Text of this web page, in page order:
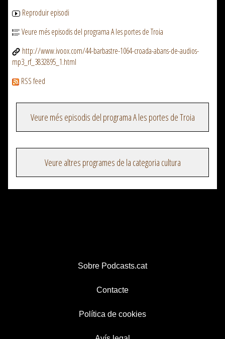
Reproduir episodi
Veure més episodis del programa A les portes de Troia
http://www.ivoox.com/44-barbastre-1064-croada-abans-de-audios-
mp3_rf_3832895_1.html
RSS feed
Veure més episodis del programa A les portes de Troia
Veure altres programes de la categoria cultura
Sobre Podcasts.cat
Contacte
Política de cookies